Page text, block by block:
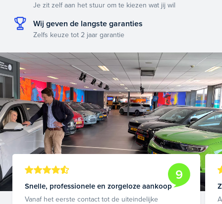
Je zit zelf aan het stuur om te kiezen wat jij wil
Wij geven de langste garanties
Zelfs keuze tot 2 jaar garantie
9
Snelle, professionele en zorgeloze aankoop
Vanaf het eerste contact tot de uiteindelijke